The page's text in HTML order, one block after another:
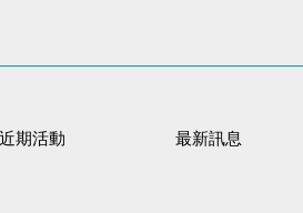
近期活動 最新訊息